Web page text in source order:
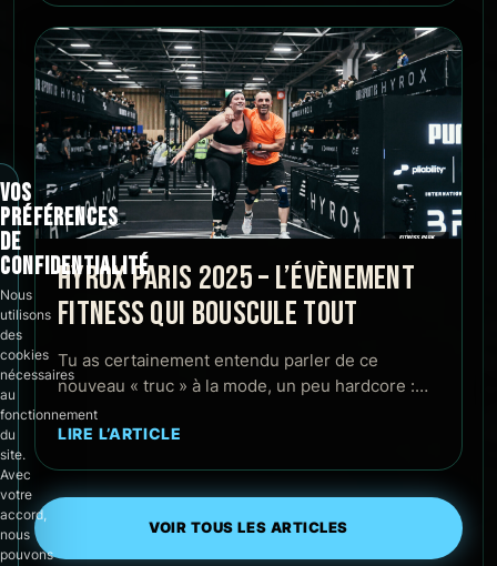
HYROX PARIS 2025 – L’ÉVÈNEMENT
FITNESS QUI BOUSCULE TOUT
Tu as certainement entendu parler de ce
nouveau « truc » à la mode, un peu hardcore :…
LIRE L’ARTICLE
VOIR TOUS LES ARTICLES
VOS
PRÉFÉRENCES
DE
CONFIDENTIALITÉ
Nous
utilisons
des
cookies
nécessaires
au
fonctionnement
du
site.
Avec
votre
accord,
nous
pouvons